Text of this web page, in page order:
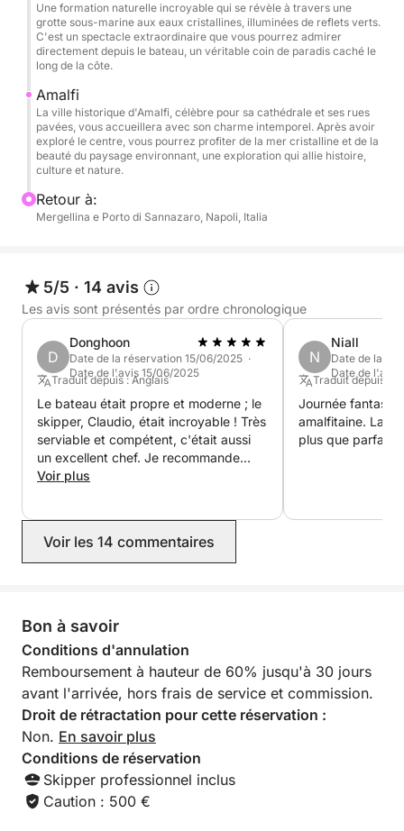
panoramiques. Notre voyage se poursuivra vers
Amalfi, où vous aurez le temps de découvrir sa
célèbre Cathédrale et de vous promener au cœur de
la ville. Au retour, vous aurez l'occasion de vous
détendre sur la terrasse ensoleillée, de siroter une
boisson et de profiter du coucher de soleil sur la
mer.
c'est l'atmosphère exclusive que nous offrons.
Contrairement à d'autres circuits plus fréquentés,
maximum de confort et d'intimité. La qualité du
bateau, avec ses grands espaces extérieurs et
intérieurs climatisés, vous permet de vivre la mer en
toute sérénité. L'équipage expérimenté et
professionnel sera à votre disposition pour satisfaire
tous vos désirs, faisant de cette journée un moment
inoubliable.
Une formation naturelle incroyable qui se révèle à travers une
grotte sous-marine aux eaux cristallines, illuminées de reflets verts.
C'est un spectacle extraordinaire que vous pourrez admirer
directement depuis le bateau, un véritable coin de paradis caché le
long de la côte.
Amalfi
La ville historique d'Amalfi, célèbre pour sa cathédrale et ses rues
pavées, vous accueillera avec son charme intemporel. Après avoir
exploré le centre, vous pourrez profiter de la mer cristalline et de la
beauté du paysage environnant, une exploration qui allie histoire,
culture et nature.
Retour à:
Mergellina e Porto di Sannazaro, Napoli, Italia
5/5 · 14 avis
Les avis sont présentés par ordre chronologique
D
Donghoon
Date de la réservation 15/06/2025 ·
Date de l'avis 15/06/2025
Traduit depuis : Anglais
Le bateau était propre et moderne ; le
skipper, Claudio, était incroyable ! Très
serviable et compétent, c'était aussi
un excellent chef. Je recommande
vivement cette location.
Voir plus
N
Niall
Date de la
Date de
Traduit depuis :
Journée
amalfitaine. La communication était
plus que parfaite
Voir les 14 commentaires
Bon à savoir
Conditions d'annulation
Remboursement à hauteur de 60% jusqu'à 30 jours
avant l'arrivée, hors frais de service et commission.
Droit de rétractation pour cette réservation :
Non. En savoir plus
Conditions de réservation
Skipper professionnel inclus
Caution : 500 €